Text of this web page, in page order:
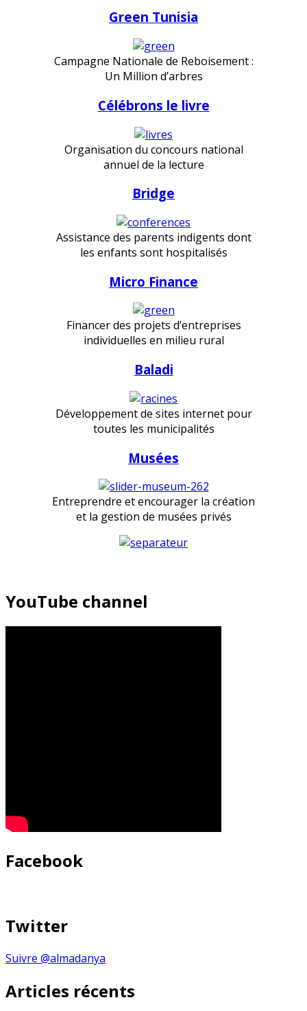
Green Tunisia
Campagne Nationale de Reboisement :
Un Million d’arbres
Célébrons le livre
Organisation du concours national
annuel de la lecture
Bridge
Assistance des parents indigents dont
les enfants sont hospitalisés
Micro Finance
Financer des projets d’entreprises
individuelles en milieu rural
Baladi
Développement de sites internet pour
toutes les municipalités
Musées
Entreprendre et encourager la création
et la gestion de musées privés
YouTube channel
Facebook
Twitter
Suivre @almadanya
Articles récents